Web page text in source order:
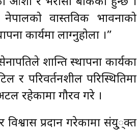
वास्तविक भावनाको
कार्यमा लाग्नुहोला ।”
शान्ति स्थापना कार्यका
र परिवर्तनशील परिस्थितिमा
रहेकामा गौरव गरे ।
विश्वास प्रदान गरेकामा संयु््क्त